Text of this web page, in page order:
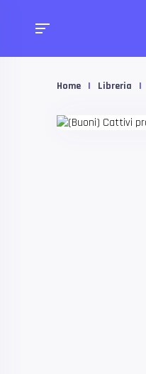
Home | Libreria |